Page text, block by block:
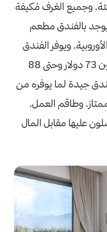
وجميع الغرف مُكيفة
بالفندق مطعم
ويوفر الفندق
نوعين من الغرف أسعارهم تتراوح ما بين 73 دولار وحتى 88
جيدة لما يوفره من
وطاقم العمل،
عليها مقابل المال